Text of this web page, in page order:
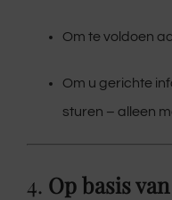
Om te voldoen
Om u gerichte
sturen – alleen
4. Op basis